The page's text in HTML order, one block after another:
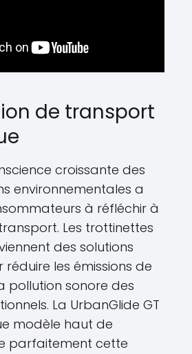
de transport
croissante des
environnementales a
à réfléchir à
Les trottinettes
des solutions
les émissions de
pollution sonore des
La UrbanGlide GT
modèle haut de
parfaitement cette